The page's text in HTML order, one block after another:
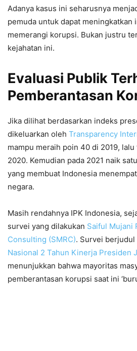
Adanya kasus ini seharusnya
pemuda untuk dapat meningkatkan
memerangi korupsi. Bukan justru
kejahatan ini.
Evaluasi Publik
Pemberantasan
Jika dilihat berdasarkan indeks
dikeluarkan oleh Transparency
mampu meraih poin 40 di 2019,
2020. Kemudian pada 2021 naik
yang membuat Indonesia
negara.
Masih rendahnya IPK Indonesia,
survei yang dilakukan Saiful Mujani
Consulting (SMRC). Survei berjudul
Nasional 2 Tahun Kinerja Presiden
menunjukkan bahwa mayoritas
pemberantasan korupsi saat ini